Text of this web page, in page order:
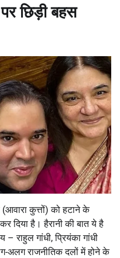
छिड़ी बहस
कुत्तों) को हटाने के
दिया है। हैरानी की बात ये है
राहुल गांधी, प्रियंका गांधी
अलग राजनीतिक दलों में होने के